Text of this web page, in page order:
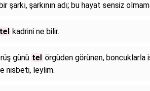
şarkı, şarkının adı; bu hayat sensiz
tel kadrini ne bilir.
günü tel örgüden görünen, boncuklarla
nisbeti, leylim.